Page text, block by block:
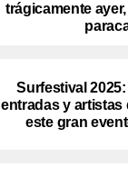
trágicamente
Surfestival
entradas y artistas
este gran